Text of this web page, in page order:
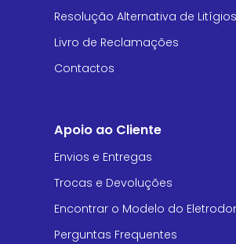
Resolução Alternativa de Litígios
Livro de Reclamações
Contactos
Apoio ao Cliente
Envios e Entregas
Trocas e Devoluções
Encontrar o Modelo do
Perguntas Frequentes